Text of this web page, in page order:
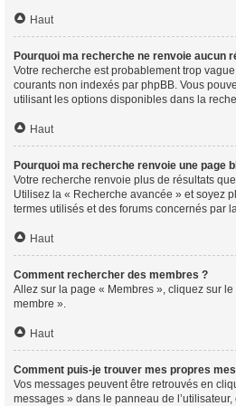
Haut
Pourquoi ma recherche ne renvoie aucun
Votre recherche est probablement trop
courants non indexés par phpBB. Vous
utilisant les options disponibles dans la
Haut
Pourquoi ma recherche renvoie une page
Votre recherche renvoie plus de résultats
Utilisez la « Recherche avancée » et soyez
termes utilisés et des forums concernés par
Haut
Comment rechercher des membres ?
Allez sur la page « Membres », cliquez sur
membre ».
Haut
Comment puis-je trouver mes propres
Vos messages peuvent être retrouvés en
messages » dans le panneau de